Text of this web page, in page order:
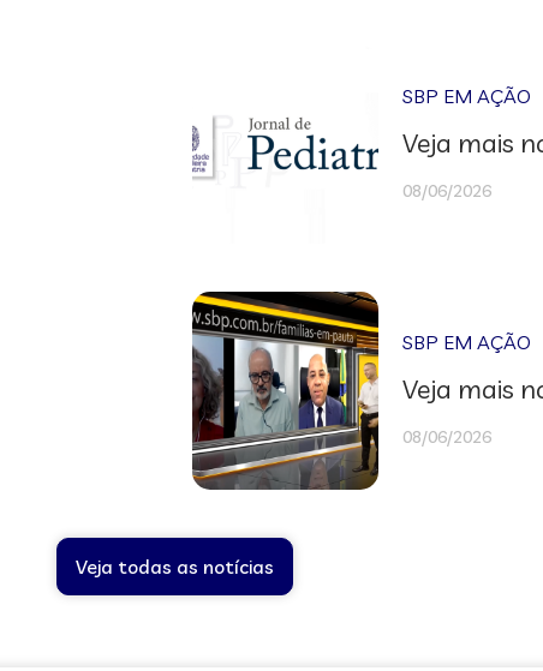
SBP EM AÇÃO
Veja mais
08/06/2026
SBP EM AÇÃO
Veja mais
08/06/2026
Veja todas as notícias